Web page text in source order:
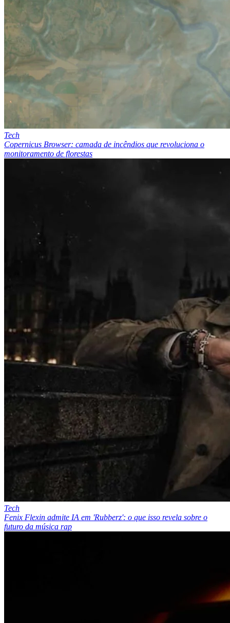
Tech
Copernicus Browser: camada de incêndios que revoluciona o
monitoramento de florestas
Tech
Fenix Flexin admite IA em 'Rubberz': o que isso revela sobre o
futuro da música rap